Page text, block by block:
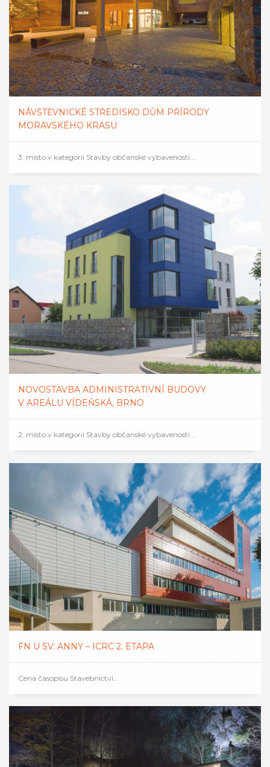
NOVOSTAVBA ADMINISTRATIVNÍ BUDOVY
V AREÁLU VÍDEŇSKÁ, BRNO
2. místo v kategorii Stavby občanské vybavenosti...
NÁVŠTĚVNICKÉ STŘEDISKO DŮM PŘÍRODY
MORAVSKÉHO KRASU
3. místo v kategorii Stavby občanské vybavenosti...
FN U SV. ANNY – ICRC 2. ETAPA
Cena časopisu Stavebnictví...